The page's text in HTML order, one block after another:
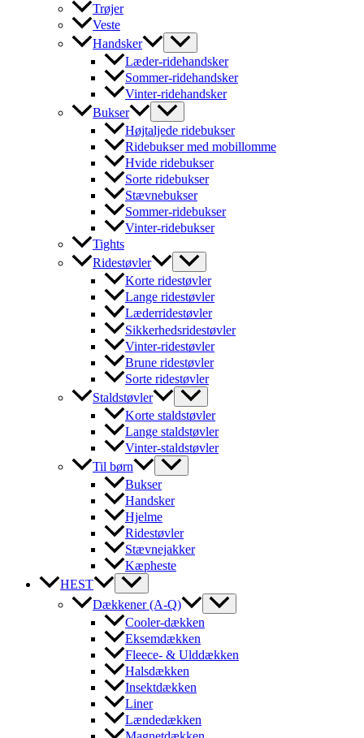
Trøjer
Veste
Handsker
Læder-ridehandsker
Sommer-ridehandsker
Vinter-ridehandsker
Bukser
Højtaljede ridebukser
Ridebukser med mobillomme
Hvide ridebukser
Sorte ridebukser
Stævnebukser
Sommer-ridebukser
Vinter-ridebukser
Tights
Ridestøvler
Korte ridestøvler
Lange ridestøvler
Læderridestøvler
Sikkerhedsridestøvler
Vinter-ridestøvler
Brune ridestøvler
Sorte ridestøvler
Staldstøvler
Korte staldstøvler
Lange staldstøvler
Vinter-staldstøvler
Til børn
Bukser
Handsker
Hjelme
Ridestøvler
Stævnejakker
Kæpheste
HEST
Dækkener (A-Q)
Cooler-dækken
Eksemdækken
Fleece- & Ulddækken
Halsdækken
Insektdækken
Liner
Lændedækken